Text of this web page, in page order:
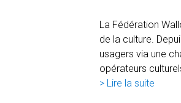
La Fédération
de la culture.
usagers via une
opérateurs
> Lire la suite